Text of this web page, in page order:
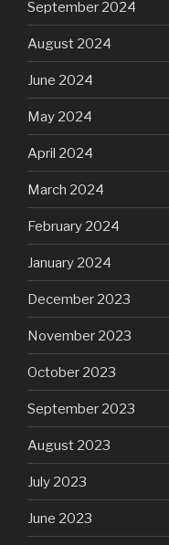
September 2024
August 2024
June 2024
May 2024
April 2024
March 2024
February 2024
January 2024
December 2023
November 2023
October 2023
September 2023
August 2023
July 2023
June 2023